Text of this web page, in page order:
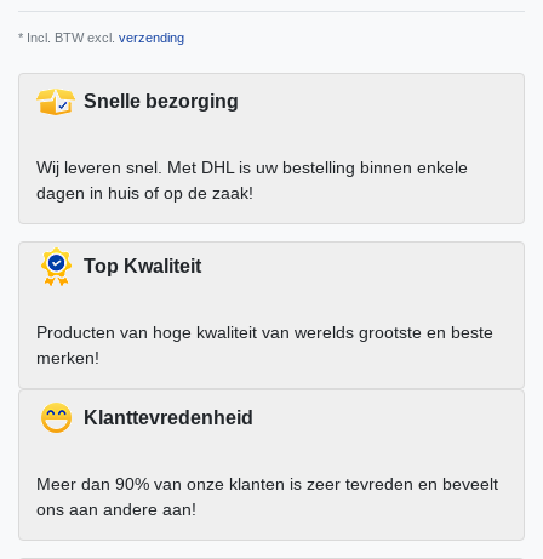
* Incl. BTW excl. verzending
Snelle bezorging
Wij leveren snel. Met DHL is uw bestelling binnen enkele
dagen in huis of op de zaak!
Top Kwaliteit
Producten van hoge kwaliteit van werelds grootste en beste
merken!
Klanttevredenheid
Meer dan 90% van onze klanten is zeer tevreden en beveelt
ons aan andere aan!